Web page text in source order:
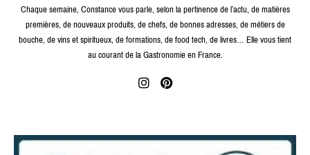
Chaque semaine, Constance vous parle, selon la pertinence de l’actu, de matières
premières, de nouveaux produits, de chefs, de bonnes adresses, de métiers de
bouche, de vins et spiritueux, de formations, de food tech, de livres… Elle vous tient
au courant de la Gastronomie en France.